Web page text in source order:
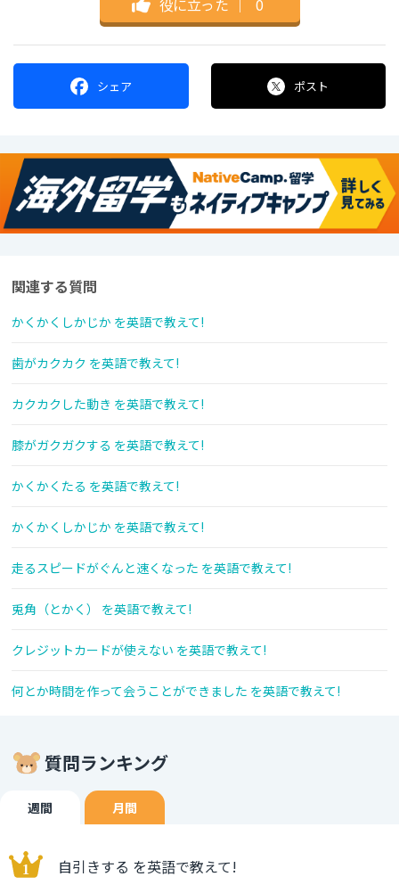
シェア ポスト
関連する質問
かくかくしかじか を英語で教えて!
歯がカクカク を英語で教えて!
カクカクした動き を英語で教えて!
膝がガクガクする を英語で教えて!
かくかくたる を英語で教えて!
かくかくしかじか を英語で教えて!
走るスピードがぐんと速くなった を英語で教えて!
兎角（とかく） を英語で教えて!
クレジットカードが使えない を英語で教えて!
何とか時間を作って会うことができました を英語で教えて!
質問ランキング
週間 月間
自引きする を英語で教えて!